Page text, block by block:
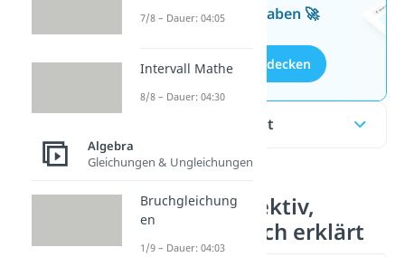
kostenlosen Aufgaben 🚀
Aufgaben entdecken
Inhaltsübersicht
Injektiv, Surjektiv,
Bijektiv einfach erklärt
7/8 – Dauer: 04:05
Intervall Mathe
8/8 – Dauer: 04:30
Algebra
Gleichungen & Ungleichungen
Bruchgleichung
en
1/9 – Dauer: 04:03